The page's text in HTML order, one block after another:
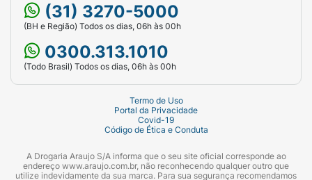
(31) 3270-5000
(BH e Região) Todos os dias, 06h às 00h
0300.313.1010
(Todo Brasil) Todos os dias, 06h às 00h
Termo de Uso
Portal da Privacidade
Covid-19
Código de Ética e Conduta
A Drogaria Araujo S/A informa que o seu site oficial corresponde ao
endereço www.araujo.com.br, não reconhecendo qualquer outro que
utilize indevidamente da sua marca. Para sua segurança recomendamos